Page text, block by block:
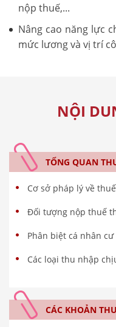
nộp thuế,...
Nâng cao năng lực
mức lương và vị trí
NỘI
TỔNG QUAN
Cơ sở pháp lý về
Đối tượng nộp thuế
Phân biệt cá nhân
Các loại thu nhập
CÁC KHOẢN